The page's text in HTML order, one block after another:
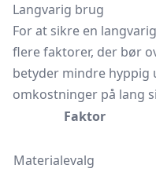
Langvarig brug
For at sikre en
flere faktorer, der bør
betyder mindre
omkostninger på lang
Faktor
Materialevalg